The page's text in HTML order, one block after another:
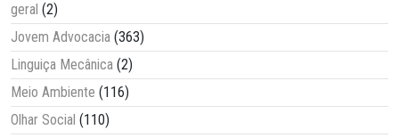
geral (2)
Jovem Advocacia (363)
Linguiça Mecânica (2)
Meio Ambiente (116)
Olhar Social (110)